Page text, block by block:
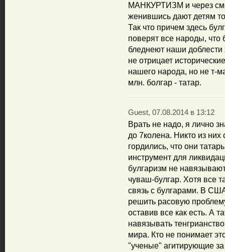
МАНКУРТИЗМ и через
женившись дают детям
Так что причем здесь
поверят все народы, что
бледнеют наши
не отрицает
нашего народа, но не т-
млн. болгар - татар.
Guest, 07.08.2014 в 13:12
Врать не надо, я лично
до 7колена. Никто из
гордились, что они
инструмент для
булгаризм не
чуваш-булгар. Хотя все
связь с булгарами. В
решить расовую
оставив все как есть. А
навязывать
мира. Кто не понимает
"ученые" агитирующие за